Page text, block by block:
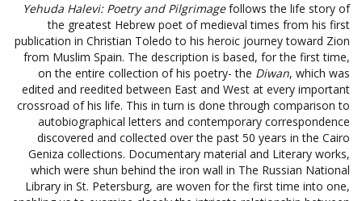
Yehuda Halevi: Poetry and Pilgrimagefollows the life story of
the greatest Hebrew poet of medieval times from his first
publication in Christian Toledo to his heroic journey toward Zion
from Muslim Spain. The description is based, for the first time,
on the entire collection of his poetry- the Diwan, which was
edited and reedited between East and West at every important
crossroad of his life. This in turn is done through comparison to
autobiographical letters and contemporary correspondence
discovered and collected over the past 50 years in the Cairo
Geniza collections. Documentary material and Literary works,
which were shun behind the iron wall in The Russian National
Library in St. Petersburg, are woven for the first time into one,